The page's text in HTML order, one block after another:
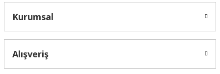
Kurumsal
Alışveriş